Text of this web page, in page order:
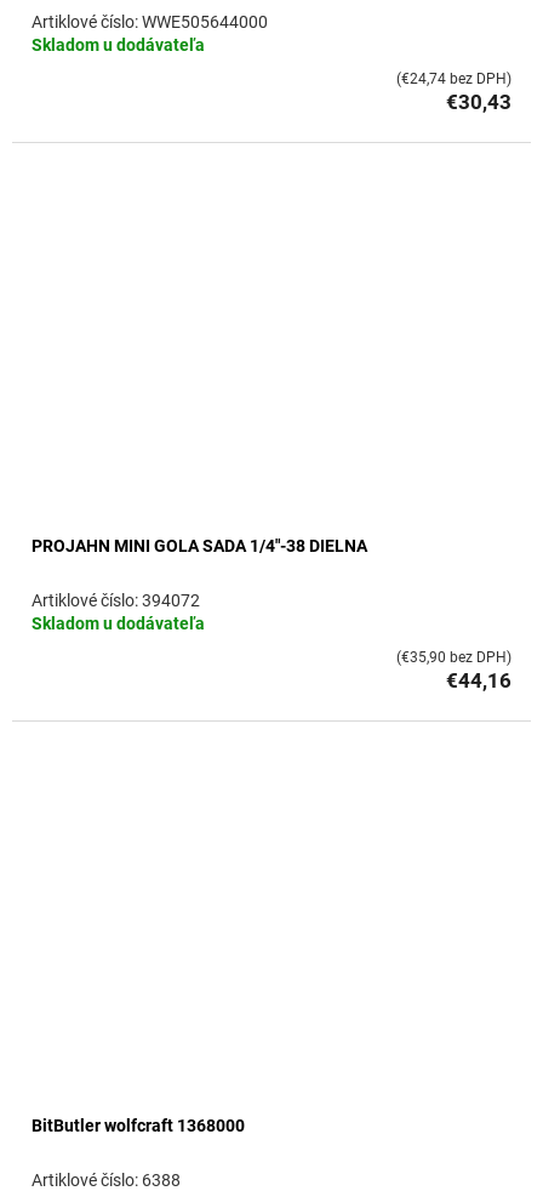
Skladom u dodávateľa
WWE505644000
€30,43
(€24,74 bez DPH)
PROJAHN MINI GOLA SADA 1/4"-38 DIELNA
Skladom u dodávateľa
394072
€44,16
(€35,90 bez DPH)
BitButler wolfcraft 1368000
6388